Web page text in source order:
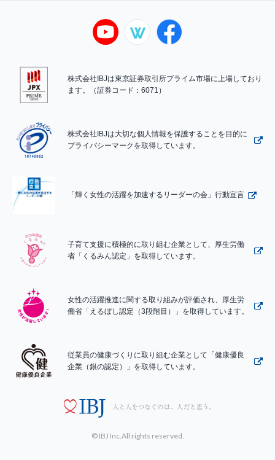
株式会社IBJは東京証券取引所プライム市場に上場しており
ます。（証券コード：6071）
株式会社IBJは大切な個人情報を保護することを目的に
プライバシーマークを取得しています。
「輝く女性の活躍を加速するリーダーの会」行動宣言
子育て支援に積極的に取り組む企業として、厚生労働
省「くるみん認定」を取得しています。
女性の活躍推進に関する取り組みが評価され、厚生労
働省「えるぼし認定（3段階目）」を取得しています。
従業員の健康づくりに取り組む企業として「健康優良
企業（銀の認定）」を取得しています。
© IBJ Inc.All rights reserved.